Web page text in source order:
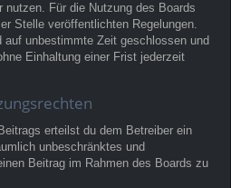
nutzen. Für die Nutzung des Boards
Stelle veröffentlichten Regelungen.
auf unbestimmte Zeit geschlossen und
Einhaltung einer Frist jederzeit
erteilst du dem Betreiber ein
unbeschränktes und
Beitrag im Rahmen des Boards zu